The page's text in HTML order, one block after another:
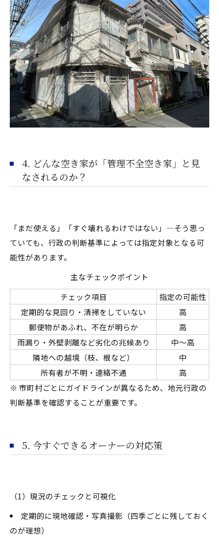
4. どんな空き家が「管理不全空き家」と見
なされるのか？
「まだ使える」「すぐ壊れるわけではない」―そう思っ
ていても、行政の判断基準によっては指定対象となる可
能性があります。
主なチェックポイント
チェック項目
指定の可能性
定期的な見回り・清掃をしていない
高
郵便物があふれ、不在が明らか
高
雨漏り・外壁剥離など劣化の兆候あり
中〜高
隣地への越境（枝、根など）
中
所有者が不明・連絡不通
高
※ 市町村ごとにガイドラインが異なるため、地元行政の
判断基準を確認することが重要です。
5. 今すぐできるオーナーの対応策
（1）現況のチェックと可視化
定期的に現地確認・写真撮影（四季ごとに残しておく
のが理想）